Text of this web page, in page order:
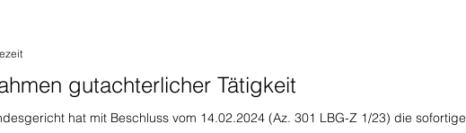
gutachterlicher Tätigkeit
hat mit Beschluss vom 14.02.2024 (Az. 301 LBG-Z 1/23) die sofortige